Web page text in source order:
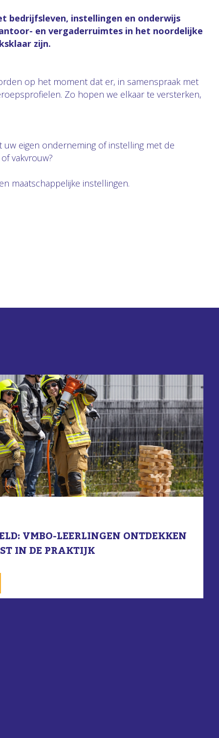
bedrijfsleven, instellingen en onderwijs
en vergaderruimtes in het noordelijke
zijn.
op het moment dat er, in samenspraak met
Zo hopen we elkaar te versterken,
eigen onderneming of instelling met de
vakvrouw?
maatschappelijke instellingen.
VMBO-LEERLINGEN ONTDEKKEN
IN DE PRAKTIJK